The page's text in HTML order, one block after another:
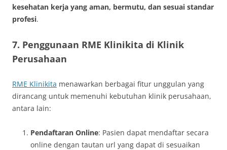
kesehatan kerja yang aman, bermutu, dan sesuai standar
profesi.
7. Penggunaan RME Klinikita di Klinik
Perusahaan
RME Klinikita menawarkan berbagai fitur unggulan yang
dirancang untuk memenuhi kebutuhan klinik perusahaan,
antara lain:
Pendaftaran Online: Pasien dapat mendaftar secara
online dengan tautan url yang dapat di sesuaikan